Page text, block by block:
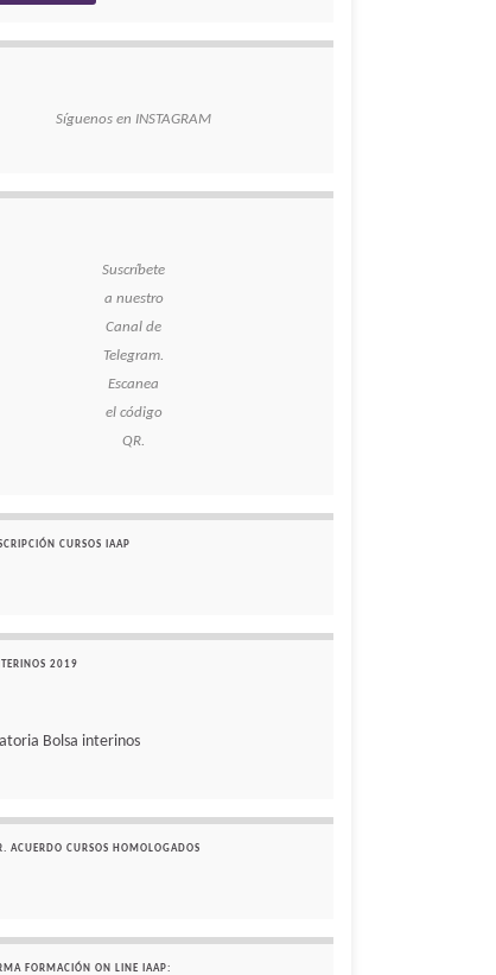
Síguenos en INSTAGRAM
Suscríbete
a nuestro
Canal de
Telegram.
Escanea
el código
QR.
CURSOS IAAP
2019
Bolsa interinos
ACUERDO CURSOS HOMOLOGADOS
FORMACIÓN ON LINE IAAP: